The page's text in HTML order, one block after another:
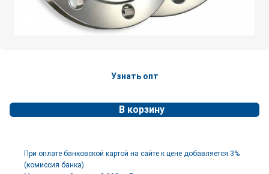
Узнать опт
В корзину
При оплате банковской картой на сайте к цене добавляется 3%
(комиссия банка).